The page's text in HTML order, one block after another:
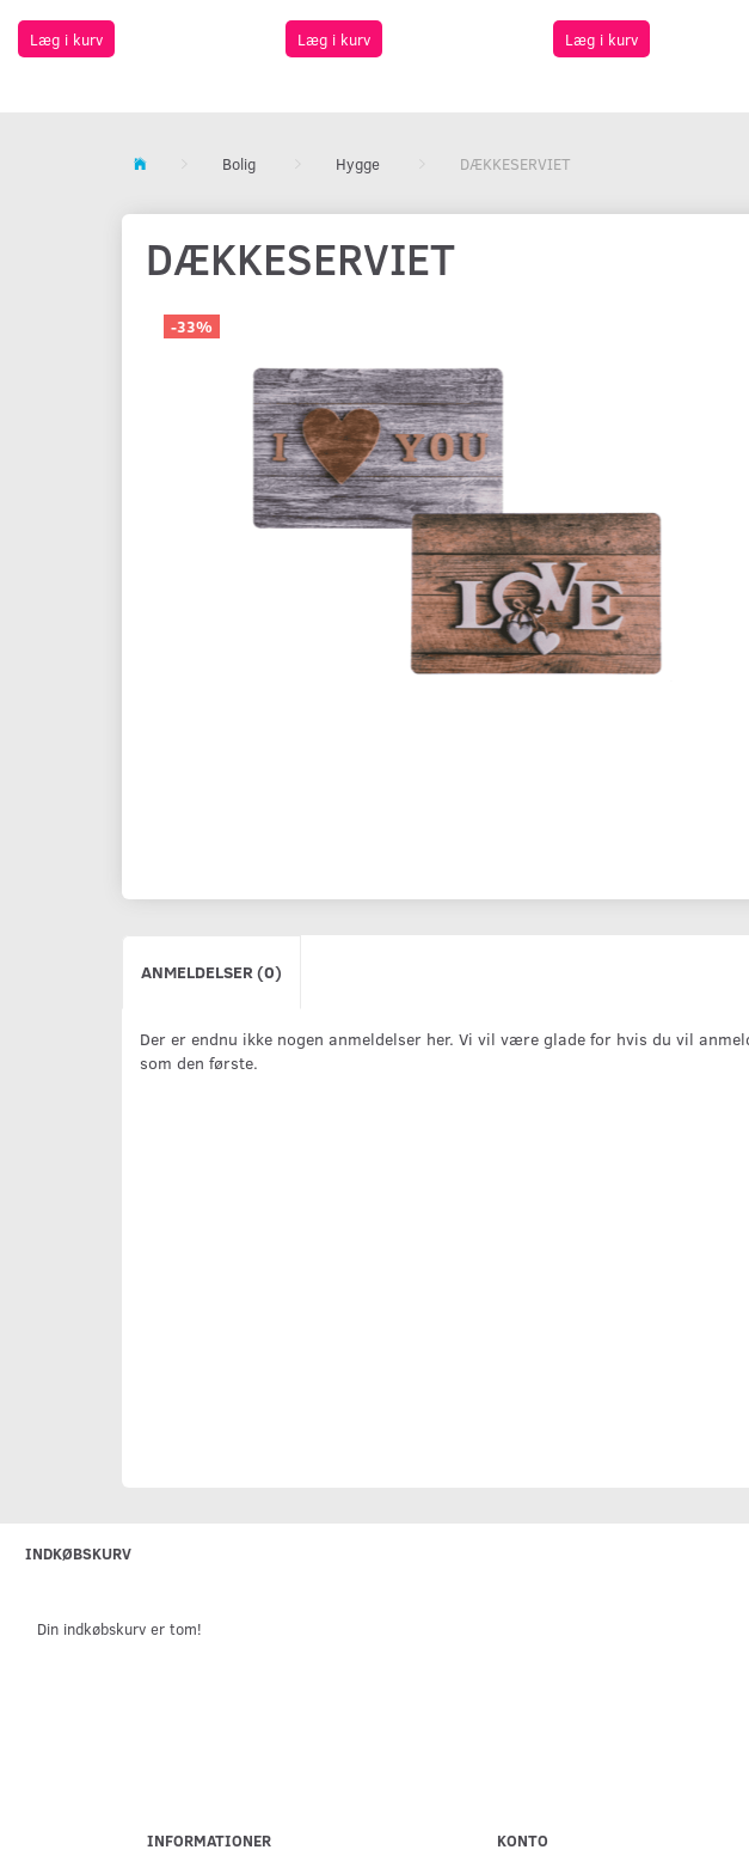
Læg i kurv Læg i kurv Læg i kurv
Bolig Hygge DÆKKESERVIET
DÆKKESERVIET
-33%
ANMELDELSER (0)
Der er endnu ikke nogen anmeldelser her. Vi vil være glade for hvis du vil
som den første.
INDKØBSKURV
Din indkøbskurv er tom!
INFORMATIONER KONTO